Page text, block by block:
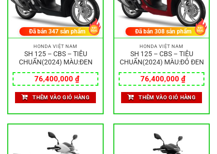
HONDA VIỆT NAM
SH 125 – CBS – TIÊU
CHUẨN(2024) MÀU:ĐEN
76,400,000 ₫
Đã bán347 sản phẩm
THÊM VÀO GIỎ HÀNG
HONDA VIỆT NAM
SH 125 – CBS – TIÊU
CHUẨN(2024) MÀU:ĐỎ ĐEN
76,400,000 ₫
Đã bán308 sản phẩm
THÊM VÀO GIỎ HÀNG